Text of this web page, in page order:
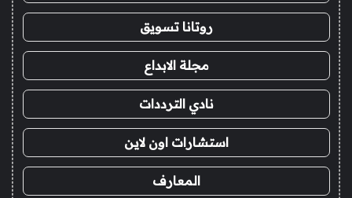
روتانا تسويق
مجلة الابداع
نادي الترددات
استشارات اون لاين
المعارف